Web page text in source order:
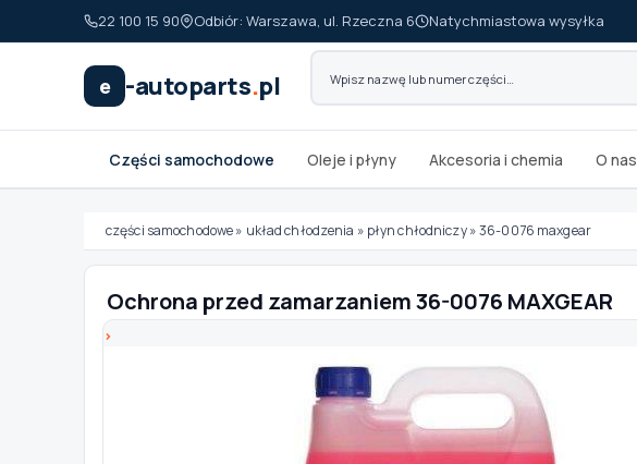
22 100 15 90 Odbiór: Warszawa, ul. Rzeczna 6 Natychmiastowa wysyłka
e -autoparts.pl
Części samochodowe Oleje i płyny Akcesoria i chemia O nas
części samochodowe» układ chłodzenia » płyn chłodniczy»36-0076 maxgear
Ochrona przed zamarzaniem 36-0076 MAXGEAR